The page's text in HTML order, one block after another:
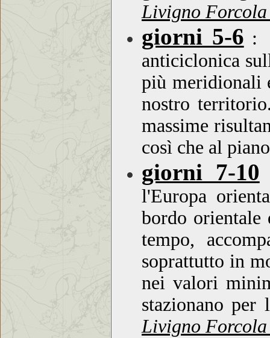
Livigno Forcola
giorni 5-6 :
anticiclonica
più meridionali
nostro
massime
così che al
giorni 7-10
l'Europa
bordo
tempo,
soprattutto in
nei valori
stazionano
Livigno Forcola